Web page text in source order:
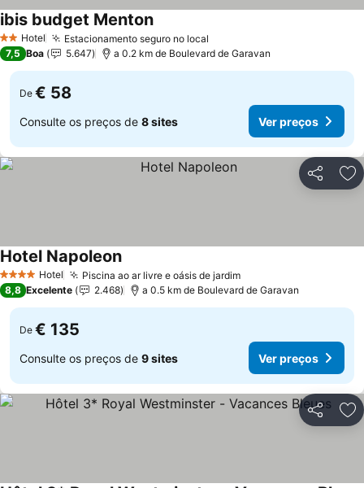
2 Estrelas
Hotel Estacionamento seguro no local
ibis budget Menton
7,5 Boa 5.647 a 0.2 km de Boulevard de Garavan
De € 58
Consulte os preços de 8 sites Ver preços
Partilhar
4 EstrelasHotel Piscina ao ar livre e oásis de jardim
Hotel Napoleon
8,8 Excelente 2.468 a 0.5 km de Boulevard de Garavan
De € 135
Consulte os preços de 9 sites Ver preços
Partilhar